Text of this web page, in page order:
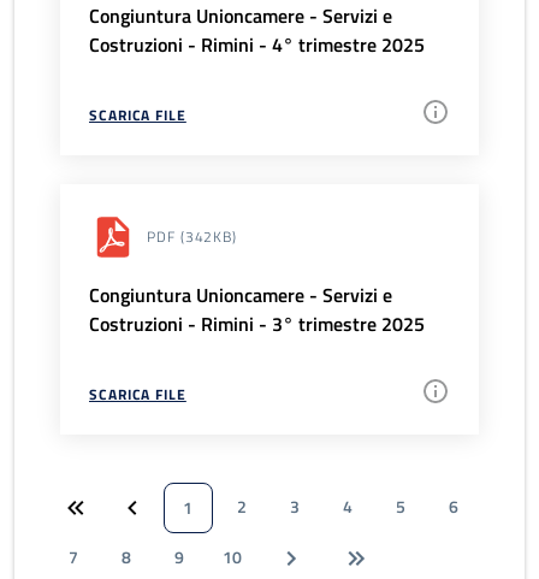
Congiuntura Unioncamere - Servizi e
Costruzioni - Rimini - 4° trimestre 2025
SCARICA FILE
PDF (342KB)
Congiuntura Unioncamere - Servizi e
Costruzioni - Rimini - 3° trimestre 2025
SCARICA FILE
1 2 3 4 5
6
7
8 9 10